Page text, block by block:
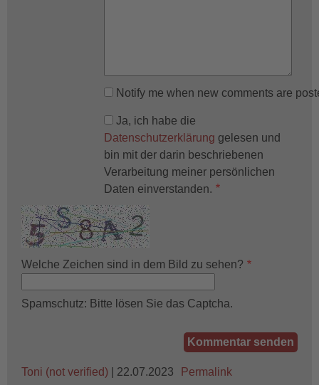
Notify me when new comments are
Ja, ich habe die
Datenschutzerklärung gelesen und
bin mit der darin beschriebenen
Verarbeitung meiner persönlichen
Daten einverstanden.
Welche Zeichen sind in dem Bild zu sehen?
Spamschutz: Bitte lösen Sie das Captcha.
Toni (not verified) | 22.07.2023 Permalink